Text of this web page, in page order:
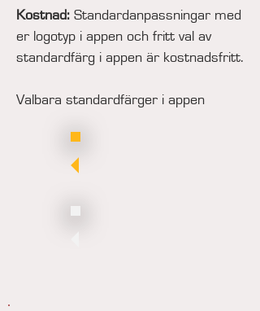
Kostnad: Standardanpassningar med
er logotyp i appen och fritt val av
standardfärg i appen är kostnadsfritt.
Valbara standardfärger i appen